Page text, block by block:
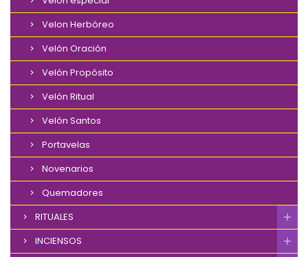
Velon Herbóreo
Velón Oración
Velón Propósito
Velón Ritual
Velón Santos
Portavelas
Novenarios
Quemadores
RITUALES
INCIENSOS